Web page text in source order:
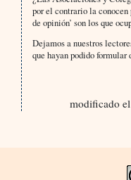
por el contrario la conocen
de opinión’ son los que
Dejamos a nuestros
que hayan podido formular
modificado